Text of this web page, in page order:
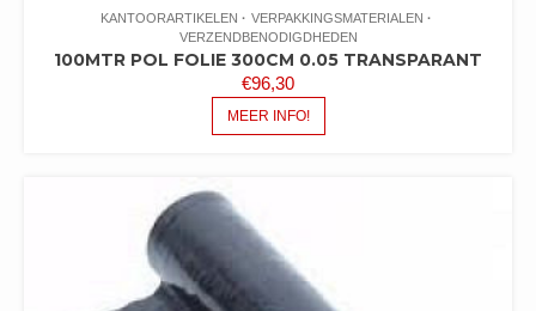
KANTOORARTIKELEN
VERPAKKINGSMATERIALEN
VERZENDBENODIGDHEDEN
100MTR POL FOLIE 300CM 0.05 TRANSPARANT
€96,30
MEER INFO!